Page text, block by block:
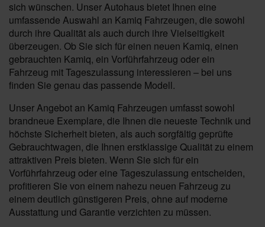
sich wünschen. Unser Autohaus bietet Ihnen eine
umfassende Auswahl an Kamiq Fahrzeugen, die sowohl
durch ihre Qualität als auch durch ihre Vielseitigkeit
überzeugen. Ob Sie sich für einen neuen Kamiq, einen
gebrauchten Kamiq, ein Vorführfahrzeug oder ein
Fahrzeug mit Tageszulassung interessieren – bei uns
finden Sie genau das passende Modell.
Unser Angebot an Kamiq Fahrzeugen umfasst sowohl
brandneue Exemplare, die Ihnen die neueste Technik und
höchste Sicherheit bieten, als auch sorgfältig geprüfte
Gebrauchtwagen, die Ihnen erstklassige Qualität zu einem
attraktiven Preis bieten. Wenn Sie sich für ein
Vorführfahrzeug oder eine Tageszulassung entscheiden,
profitieren Sie von einem nahezu neuen Fahrzeug zu
einem deutlich günstigeren Preis, ohne auf moderne
Ausstattung und Garantie verzichten zu müssen.